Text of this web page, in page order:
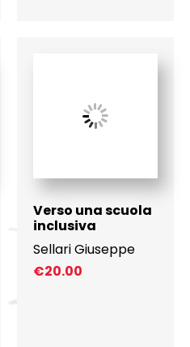
Verso una scuola
inclusiva
Sellari Giuseppe
€20.00